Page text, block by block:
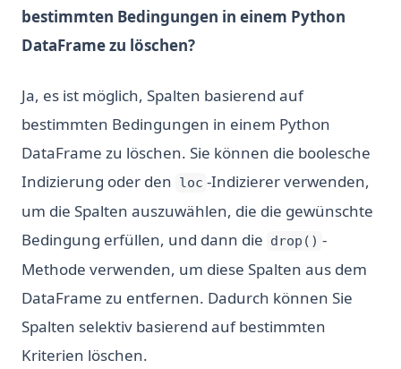
bestimmten Bedingungen in einem Python
DataFrame zu löschen?
Ja, es ist möglich, Spalten basierend auf
bestimmten Bedingungen in einem Python
DataFrame zu löschen. Sie können die boolesche
Indizierung oder den loc -Indizierer verwenden,
um die Spalten auszuwählen, die die gewünschte
Bedingung erfüllen, und dann die drop() -
Methode verwenden, um diese Spalten aus dem
DataFrame zu entfernen. Dadurch können Sie
Spalten selektiv basierend auf bestimmten
Kriterien löschen.